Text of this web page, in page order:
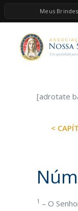
Meus Brindes
HOME
A ASSOCIAÇÃO
BRINDES
[adrotate
<
1 – O